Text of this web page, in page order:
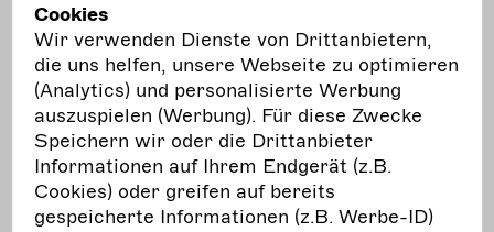
In einer Videokonferenz exklusiv für Mitglieder
der Freien Darstellenden Künste werden Aufbau,
Inhalte und Möglichkeiten der INTHEGA-
Datenbank vorgestellt. Die INTHEGA bereitet
derzeit eine Erweiterung der Datenbank vor, die
u.a. auch neue Kategorien für Produktionen der
Freien Darstellenden Künste vorsieht. Ebenso ist
ein Tool geplant, mit welchem auch kurzfristig
Cookies
Wir verwenden Dienste von Drittanbietern,
die uns helfen, unsere Webseite zu optimieren
(Analytics) und personalisierte Werbung
auszuspielen (Werbung). Für diese Zwecke
Speichern wir oder die Drittanbieter
Informationen auf Ihrem Endgerät (z.B.
Cookies) oder greifen auf bereits
gespeicherte Informationen (z.B. Werbe-ID)